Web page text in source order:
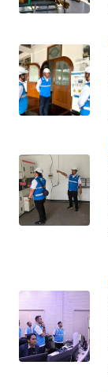
WN
WN
BEKASI
WN
DEPOK
WN
SAMOSIR